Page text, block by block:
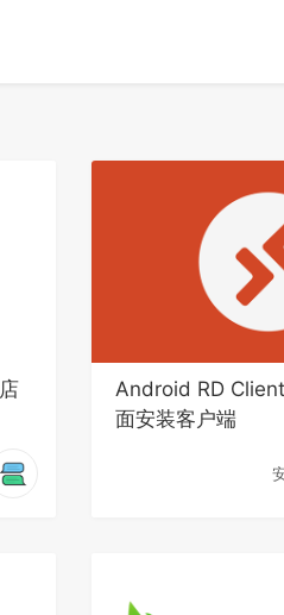
Android RD
面安装客户端